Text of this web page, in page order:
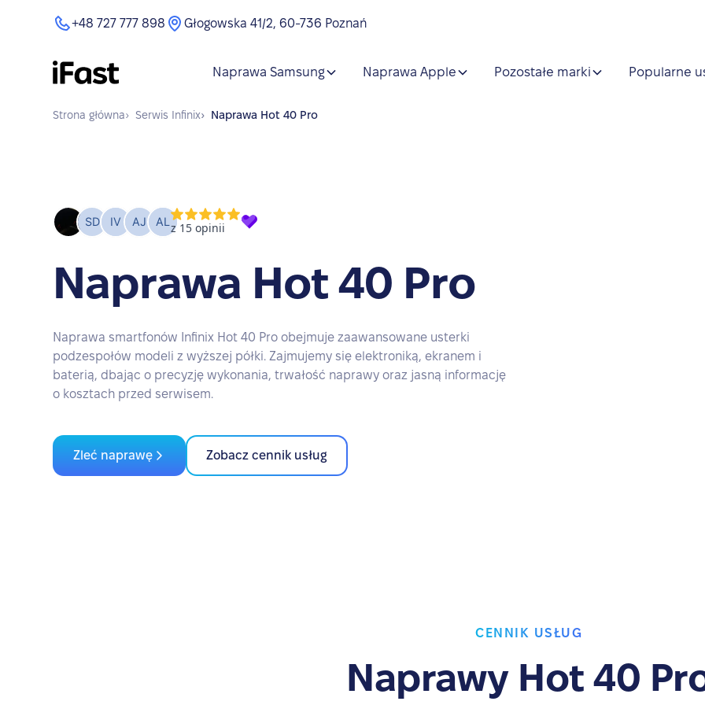
+48 727 777 898 Głogowska 41/2, 60-736 Poznań
Naprawa Samsung Naprawa Apple Pozostałe marki Popularne
Strona główna› Serwis Infinix› Naprawa Hot 40 Pro
Naprawa Hot 40 Pro
Naprawa smartfonów Infinix Hot 40 Pro obejmuje zaawansowane usterki
podzespołów modeli z wyższej półki. Zajmujemy się elektroniką, ekranem i
baterią, dbając o precyzję wykonania, trwałość naprawy oraz jasną informację
o kosztach przed serwisem.
Zleć naprawę Zobacz cennik usług
CENNIK USŁUG
Naprawy Hot 40